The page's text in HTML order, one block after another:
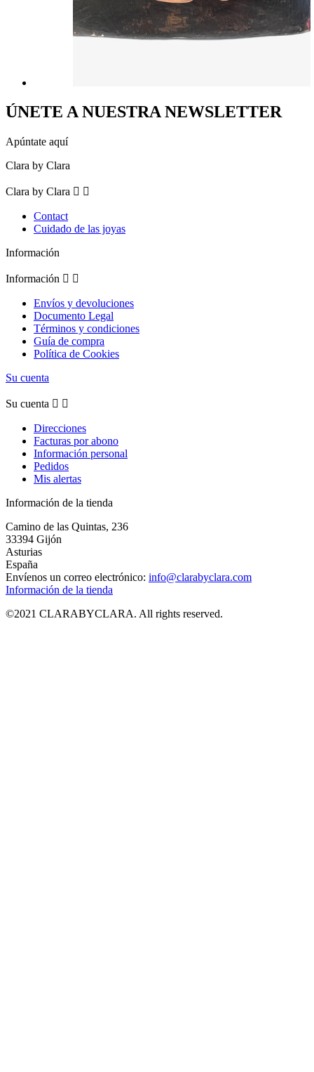
ÚNETE A NUESTRA NEWSLETTER
Apúntate aquí
Clara by Clara
Clara by Clara  
Contact
Cuidado de las joyas
Información
Información  
Envíos y devoluciones
Documento Legal
Términos y condiciones
Guía de compra
Política de Cookies
Su cuenta
Su cuenta  
Direcciones
Facturas por abono
Información personal
Pedidos
Mis alertas
Información de la tienda
Camino de las Quintas, 236
33394 Gijón
Asturias
España
Envíenos un correo electrónico: info@clarabyclara.com
Información de la tienda
©2021 CLARABYCLARA. All rights reserved.